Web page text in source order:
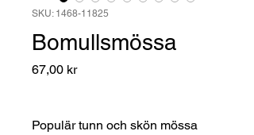
SKU: 1468-11825
Bomullsmössa
67,00 krPris
Populär tunn och skön mössa